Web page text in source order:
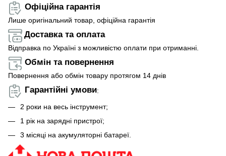
Офіційна гарантія
Лише оригінальний товар, офіційна гарантія
Доставка та оплата
Відправка по Україні з можливістю оплати при отриманні.
Обмін та повернення
Повернення або обмін товару протягом 14 днів
Гарантійні умови:
2 роки на весь інструмент;
1 рік на зарядні пристрої;
3 місяці на акумуляторні батареї.